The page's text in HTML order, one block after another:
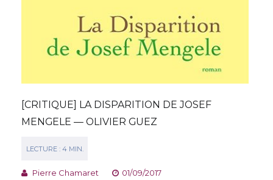
[CRITIQUE] LA DISPARITION DE JOSEF
MENGELE — OLIVIER GUEZ
Pierre Chamaret
01/09/2017